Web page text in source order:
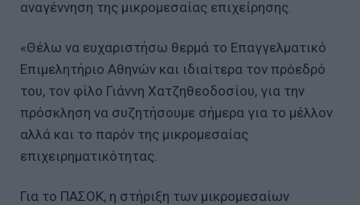
αναγέννηση της μικρομεσαίας επιχείρησης.
«Θέλω να ευχαριστήσω θερμά το Επαγγελματικό
Επιμελητήριο Αθηνών και ιδιαίτερα τον πρόεδρό
του, τον φίλο Γιάννη Χατζηθεοδοσίου, για την
πρόσκληση να συζητήσουμε σήμερα για το μέλλον
αλλά και το παρόν της μικρομεσαίας
επιχειρηματικότητας.
Για το ΠΑΣΟΚ, η στήριξη των μικρομεσαίων